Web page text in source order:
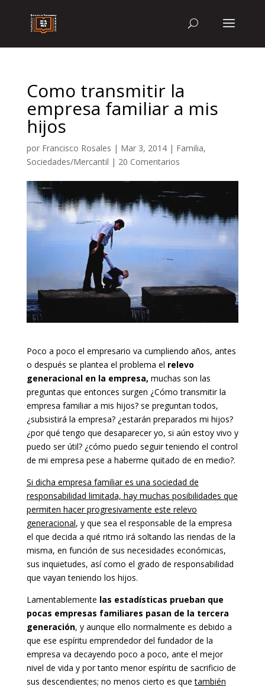
Como transmitir la
empresa familiar a mis
hijos
por Francisco Rosales | Mar 3, 2014| Familia,
Sociedades/Mercantil | 20 Comentarios
Poco a poco el empresario va cumpliendo años, antes
o después se plantea el problema el relevo
generacional en la empresa, muchas son las
preguntas que entonces surgen ¿Cómo transmitir la
empresa familiar a mis hijos? se preguntan todos,
¿subsistirá la empresa? ¿estarán preparados mi hijos?
¿por qué tengo que desaparecer yo, si aún estoy vivo y
puedo ser útil? ¿cómo puedo seguir teniendo el control
de mi empresa pese a haberme quitado de en medio?.
Si dicha empresa familiar es una sociedad de
responsabilidad limitada, hay muchas posibilidades que
permiten hacer progresivamente este relevo
generacional, y que sea el responsable de la empresa
el que decida a qué ritmo irá soltando las riendas de la
misma, en función de sus necesidades económicas,
sus inquietudes, así como el grado de responsabilidad
que vayan teniendo los hijos.
Lamentablemente las estadísticas prueban que
pocas empresas familiares pasan de la tercera
generación, y aunque ello normalmente es debido a
que ese espíritu emprendedor del fundador de la
empresa va decayendo poco a poco, ante el mejor
nivel de vida y por tanto menor espíritu de sacrificio de
sus descendientes; no menos cierto es quetambién